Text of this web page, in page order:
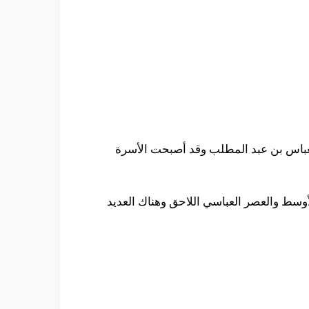
بن عبد المطلب وقد أصبحت الأسرة
العباسي الأوسط والعصر العباسي اللاحق وهناك العديد